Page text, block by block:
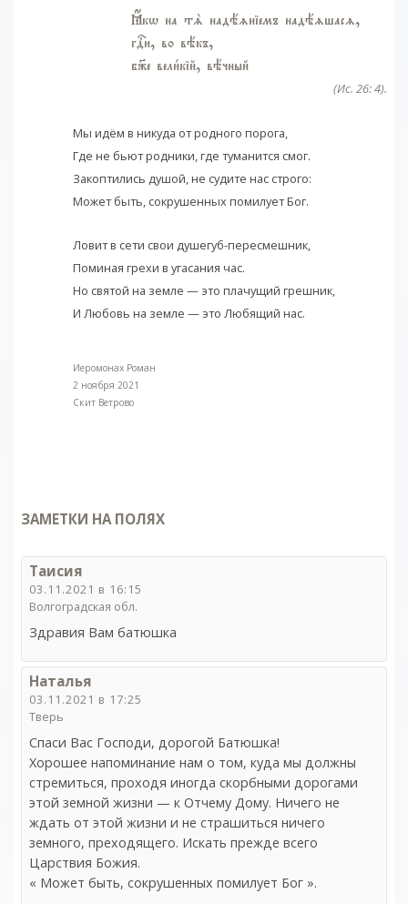
Ћкw на тS надёzніемъ надёzшасz,
гDи, во вёкъ,
б9е вели1кій, вёчный
(Ис. 26: 4).
Мы идём в никуда от родного порога,
Где не бьют родники, где туманится смог.
Закоптились душой, не судите нас строго:
Может быть, сокрушенных помилует Бог.
Ловит в сети свои душегуб-пересмешник,
Поминая грехи в угасания час.
Но святой на земле — это плачущий грешник,
И Любовь на земле — это Любящий нас.
Иеромонах Роман
2 ноября 2021
Cкит Ветрово
ЗАМЕТКИ НА ПОЛЯХ
Таисия
03.11.2021 в 16:15
Волгоградская обл.
Здравия Вам батюшка
Наталья
03.11.2021 в 17:25
Тверь
Спаси Вас Господи, дорогой Батюшка!
Хорошее напоминание нам о том, куда мы должны
стремиться, проходя иногда скорбными дорогами
этой земной жизни — к Отчему Дому. Ничего не
ждать от этой жизни и не страшиться ничего
земного, преходящего. Искать прежде всего
Царствия Божия.
« Может быть, сокрушенных помилует Бог ».